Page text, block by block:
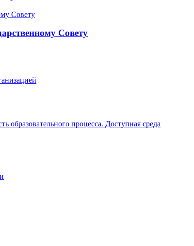
Совету
образовательного процесса. Доступная среда